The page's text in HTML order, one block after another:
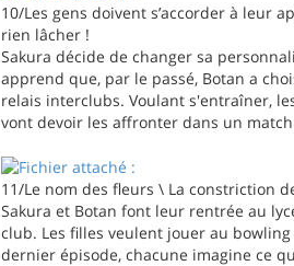
10/Les gens doivent s’accorder à leur
rien lâcher !
Sakura décide de changer sa
apprend que, par le passé, Botan a
relais interclubs. Voulant s'entraîner,
vont devoir les affronter dans un
11/Le nom des fleurs \ La constriction
Sakura et Botan font leur rentrée au
club. Les filles veulent jouer au
dernier épisode, chacune imagine ce